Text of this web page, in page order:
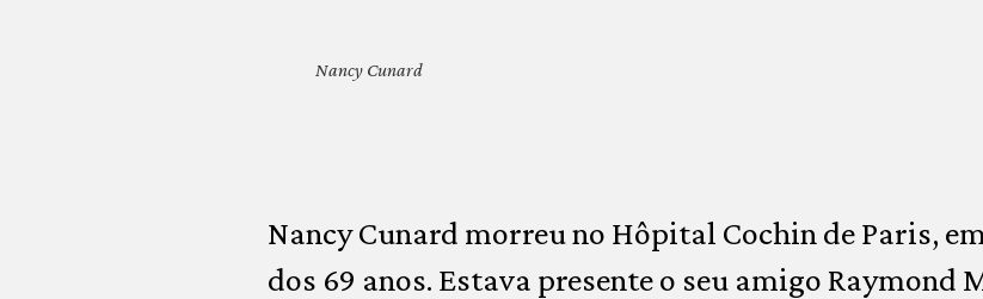
Nancy Cunard
Nancy Cunard morreu no Hôpital Cochin de Paris,
dos 69 anos. Estava presente o seu amigo Raymond